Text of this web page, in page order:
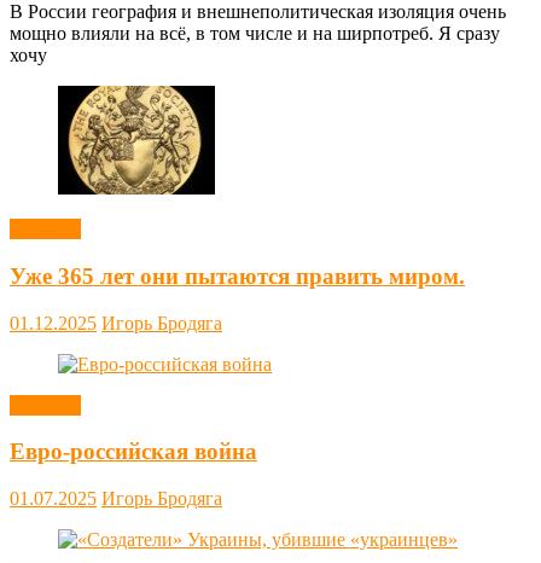
В России география и внешнеполитическая изоляция очень
мощно влияли на всё, в том числе и на ширпотреб. Я сразу
хочу
Уже 365 лет они пытаются править миром.
01.12.2025 Игорь Бродяга
Евро-российская война
01.07.2025 Игорь Бродяга